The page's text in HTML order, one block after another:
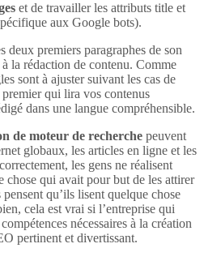
et de travailler les attributs title et
aux Google bots).
deux premiers paragraphes de son
la rédaction de contenu. Comme
sont à ajuster suivant les cas de
qui lira vos contenus
dans une langue compréhensible.
de moteur de recherche peuvent
globaux, les articles en ligne et les
les gens ne réalisent
chose qui avait pour but de les attirer
qu’ils lisent quelque chose
cela est vrai si l’entreprise qui
nécessaires à la création
pertinent et divertissant.